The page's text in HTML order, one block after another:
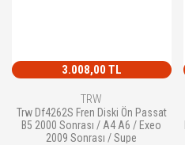
3.008,00 TL
TRW
Trw Df4262S Fren Diski Ön Passat
B5 2000 Sonrası / A4 A6 / Exeo
2009 Sonrası / Supe